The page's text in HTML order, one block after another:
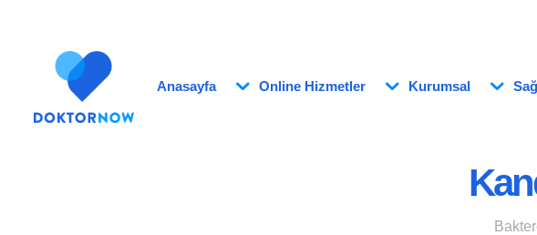
Anasayfa Online Hizmetler Kurumsal